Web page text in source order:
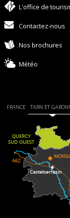
L'office de
Contactez-nous
Nos brochures
Météo
FRANCE TARN ET